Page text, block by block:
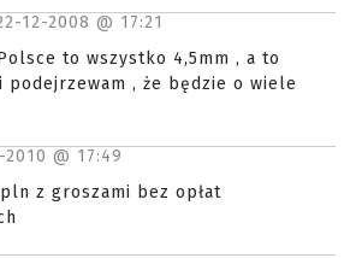
12-2008 @ 17:21
to wszystko 4,5mm , a to
podejrzewam , że będzie o wiele
@ 17:49
z groszami bez opłat